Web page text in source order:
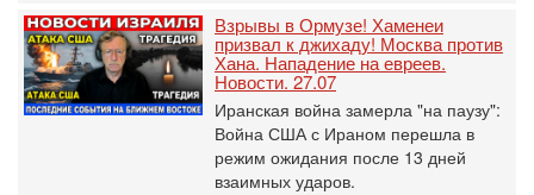
Взрывы в Ормузе! Хаменеи
призвал к джихаду! Москва против
Хана. Нападение на евреев.
Новости. 27.07
Иранская война замерла "на паузу":
Война США с Ираном перешла в
режим ожидания после 13 дней
взаимных ударов.